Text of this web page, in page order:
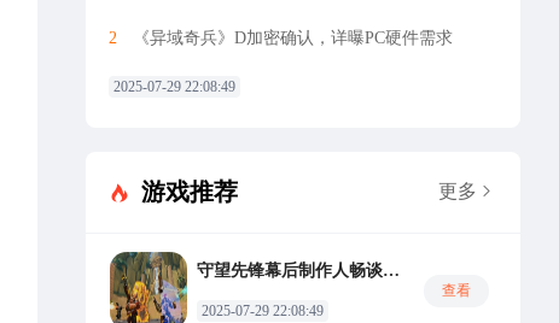
2 《异域奇兵》D加密确认，详曝PC硬件需求
2025-07-29 22:08:49
游戏推荐 更多
守望先锋幕后制作人畅谈《枪火游侠》，玩家体验至上
2025-07-29 22:08:49
查看